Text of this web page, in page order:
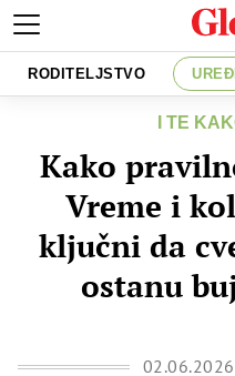
RODITELJSTVO
I TE
Kako
Vreme i
ključni da
ostanu